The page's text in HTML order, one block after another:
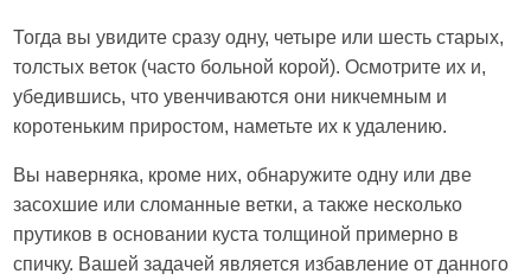
Тогда вы увидите сразу одну, четыре или шесть старых,
толстых веток (часто больной корой). Осмотрите их и,
убедившись, что увенчиваются они никчемным и
коротеньким приростом, наметьте их к удалению.
Вы наверняка, кроме них, обнаружите одну или две
засохшие или сломанные ветки, а также несколько
прутиков в основании куста толщиной примерно в
спичку. Вашей задачей является избавление от данного